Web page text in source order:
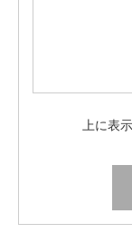
上に表